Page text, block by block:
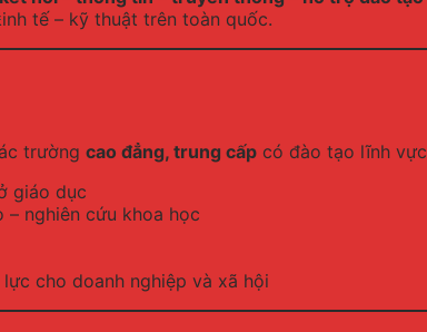
tế – kỹ thuật trên toàn quốc.
trường cao đẳng, trung cấp có đào tạo lĩnh vực
giáo dục
nghiên cứu khoa học
cho doanh nghiệp và xã hội